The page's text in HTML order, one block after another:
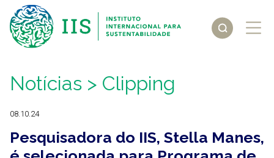
Notícias > Clipping
08.10.24
Pesquisadora do IIS, Stella Manes,